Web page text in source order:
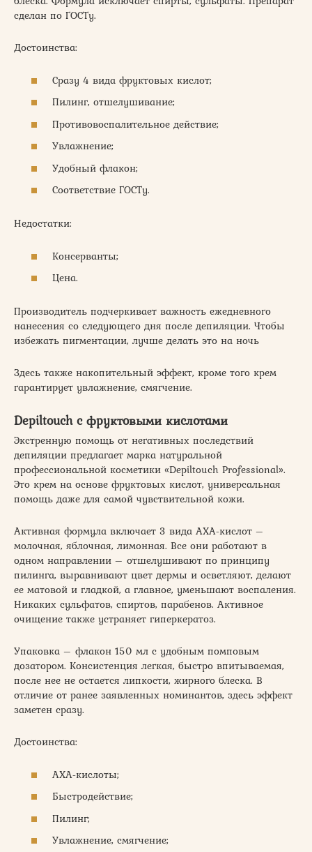
сделан по ГОСТу.
Достоинства:
Сразу 4 вида фруктовых кислот;
Пилинг, отшелушивание;
Противовоспалительное действие;
Увлажнение;
Удобный флакон;
Соответствие ГОСТу.
Недостатки:
Консерванты;
Цена.
Производитель подчеркивает важность ежедневного
нанесения со следующего дня после депиляции. Чтобы
избежать пигментации, лучше делать это на ночь
Здесь также накопительный эффект, кроме того крем
гарантирует увлажнение, смягчение.
Depiltouch с фруктовыми кислотами
Экстренную помощь от негативных последствий
депиляции предлагает марка натуральной
профессиональной косметики «Depiltouch Professional».
Это крем на основе фруктовых кислот, универсальная
помощь даже для самой чувствительной кожи.
Активная формула включает 3 вида АХА-кислот –
молочная, яблочная, лимонная. Все они работают в
одном направлении – отшелушивают по принципу
пилинга, выравнивают цвет дермы и осветляют, делают
ее матовой и гладкой, а главное, уменьшают воспаления.
Никаких сульфатов, спиртов, парабенов. Активное
очищение также устраняет гиперкератоз.
Упаковка – флакон 150 мл с удобным помповым
дозатором. Консистенция легкая, быстро впитываемая,
после нее не остается липкости, жирного блеска. В
отличие от ранее заявленных номинантов, здесь эффект
заметен сразу.
Достоинства:
АХА-кислоты;
Быстродействие;
Пилинг;
Увлажнение, смягчение;